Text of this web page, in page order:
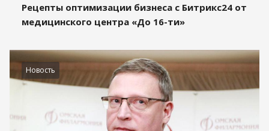
Рецепты оптимизации бизнеса с Битрикс24 от
медицинского центра «До 16-ти»
Новость